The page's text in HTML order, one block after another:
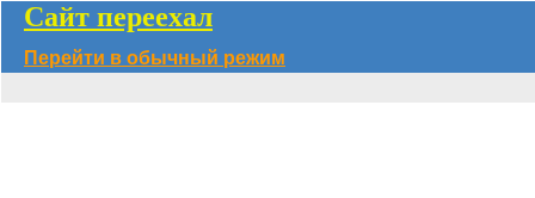
Сайт переехал
Перейти в обычный режим